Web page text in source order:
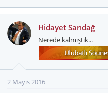
Hidayet Sarıdağ
Nerede kalmıştık...
2 Mayıs 2016